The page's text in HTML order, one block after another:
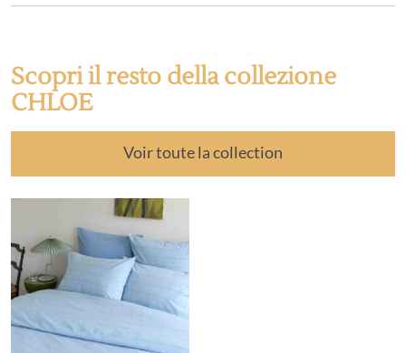
Scopri il resto della collezione
CHLOE
Voir toute la collection